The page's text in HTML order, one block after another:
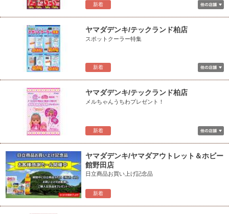
新着
新着
ヤマダデンキ/テックランド柏店
スポットクーラー特集
新着
ヤマダデンキ/テックランド柏店
メルちゃんうちわプレゼント！
新着
ヤマダデンキ/ヤマダアウトレット＆ホビー
館野田店
日立商品お買い上げ記念品